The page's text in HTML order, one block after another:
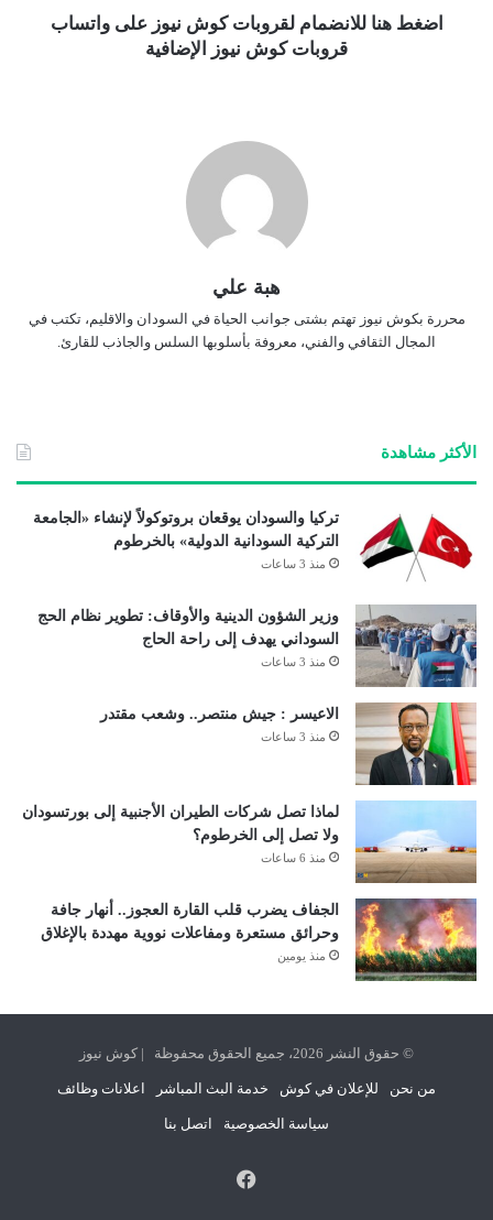
اضغط هنا للانضمام لقروبات كوش نيوز على واتساب
قروبات كوش نيوز الإضافية
هبة علي
محررة بكوش نيوز تهتم بشتى جوانب الحياة في السودان والاقليم، تكتب في
المجال الثقافي والفني، معروفة بأسلوبها السلس والجاذب للقارئ.
الأكثر مشاهدة
تركيا والسودان يوقعان بروتوكولاً لإنشاء «الجامعة
التركية السودانية الدولية» بالخرطوم
منذ 3 ساعات
وزير الشؤون الدينية والأوقاف: تطوير نظام الحج
السوداني يهدف إلى راحة الحاج
منذ 3 ساعات
الاعيسر : جيش منتصر.. وشعب مقتدر
منذ 3 ساعات
لماذا تصل شركات الطيران الأجنبية إلى بورتسودان
ولا تصل إلى الخرطوم؟
منذ 6 ساعات
الجفاف يضرب قلب القارة العجوز.. أنهار جافة
وحرائق مستعرة ومفاعلات نووية مهددة بالإغلاق
منذ يومين
© حقوق النشر 2026، جميع الحقوق محفوظة | كوش نيوز
من نحن للإعلان في كوش خدمة البث المباشر اعلانات وظائف
سياسة الخصوصية اتصل بنا